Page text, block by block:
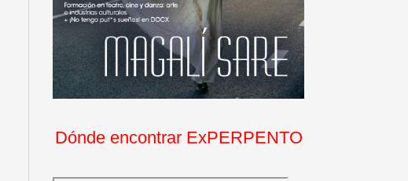
Dónde encontrar ExPERPENTO